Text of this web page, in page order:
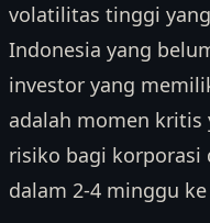
volatilitas tinggi
Indonesia yang
investor yang
adalah momen kritis
risiko bagi korporasi
dalam 2-4 minggu